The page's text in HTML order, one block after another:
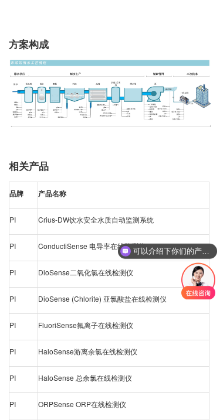
方案构成
相关产品
品牌 产品名称
PI Crius-DW饮水安全水质自动监测系统
PI ConductiSense 电导率在线检测仪
PI DioSense二氧化氯在线检测仪
PI DioSense (Chlorite) 亚氯酸盐在线检测仪
PI FluoriSense氟离子在线检测仪
PI HaloSense游离余氯在线检测仪
PI HaloSense 总余氯在线检测仪
PI ORPSense ORP在线检测仪
可以介绍下你们的产品么